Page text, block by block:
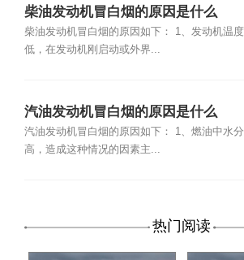
柴油发动机冒白烟的原因是什么
柴油发动机冒白烟的原因如下： 1、发动机温度
低，在发动机刚启动或外界...
汽油发动机冒白烟的原因是什么
汽油发动机冒白烟的原因如下： 1、燃油中水分
高，造成这种情况的因素主...
热门阅读